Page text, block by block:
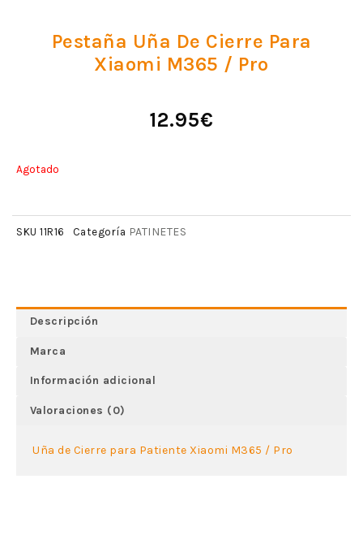
Pestaña Uña De Cierre Para
Xiaomi M365 / Pro
12.95€
Agotado
SKU 11R16 Categoría PATINETES
Descripción
Marca
Información adicional
Valoraciones (0)
Uña de Cierre para Patiente Xiaomi M365 / Pro